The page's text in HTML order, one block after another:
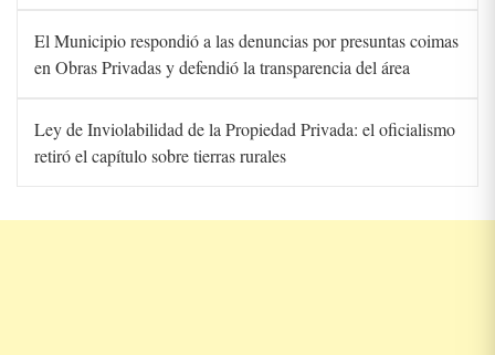
El Municipio respondió a las denuncias por presuntas coimas
en Obras Privadas y defendió la transparencia del área
Ley de Inviolabilidad de la Propiedad Privada: el oficialismo
retiró el capítulo sobre tierras rurales